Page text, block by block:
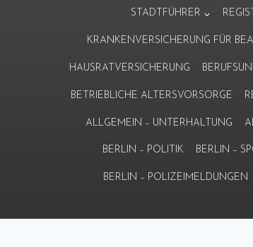
STADTFÜHRER
KRANKENVERSICHERUNG FÜR
HAUSRATVERSICHERUNG
BETRIEBLICHE ALTERSVORSORGE
ALLGEMEIN – UNTERHALTUNG
BERLIN – POLITIK BERLIN –
BERLIN – POLIZEIMELDUNGEN